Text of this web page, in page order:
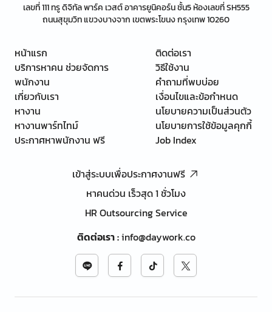
เลขที่ 111 ทรู ดิจิทัล พาร์ค เวสต์ อาคารยูนิคอร์น ชั้น5 ห้องเลขที่ SH555
ถนนสุขุมวิท แขวงบางจาก เขตพระโขนง กรุงเทพ 10260
หน้าแรก
บริการหาคน ช่วยจัดการ
พนักงาน
เกี่ยวกับเรา
หางาน
หางานพาร์ทไทม์
ประกาศหาพนักงาน ฟรี
ติดต่อเรา
วิธีใช้งาน
คำถามที่พบบ่อย
เงื่อนไขและข้อกำหนด
นโยบายความเป็นส่วนตัว
นโยบายการใช้ข้อมูลคุกกี้
Job Index
เข้าสู่ระบบเพื่อประกาศงานฟรี
หาคนด่วน เร็วสุด 1 ชั่วโมง
HR Outsourcing Service
ติดต่อเรา:info@daywork.co